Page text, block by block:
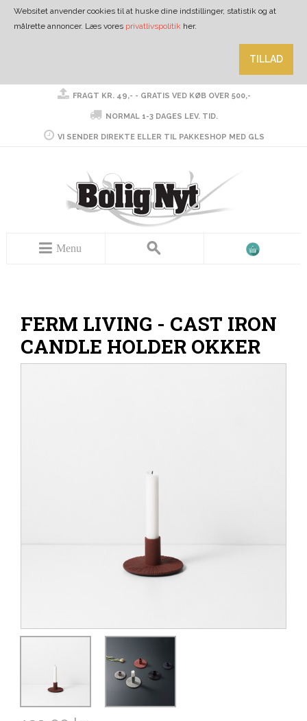
Websitet anvender cookies til at huske dine indstillinger, statistik og at
målrette annoncer. Læs vores privatlivspolitik her.
TILLAD
FRAGT KR. 49,- - GRATIS VED KØB OVER 500,-
NORMAL 1-3 DAGES LEV. TID.
VI SENDER DIREKTE ELLER TIL PAKKESHOP MED GLS
Menu
FERM LIVING - CAST IRON
CANDLE HOLDER OKKER